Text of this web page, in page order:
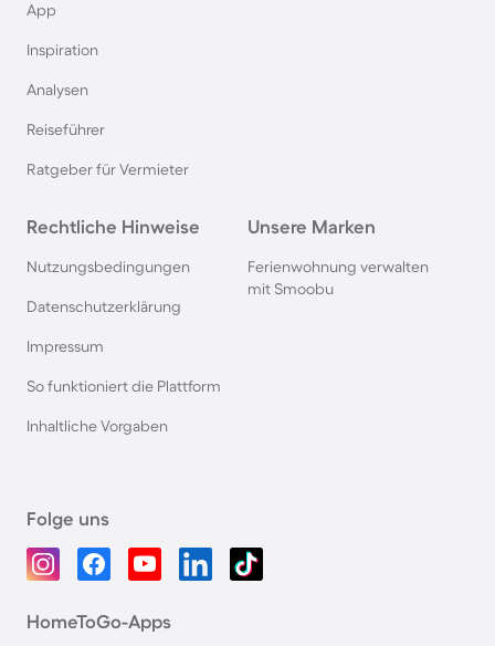
App
Inspiration
Analysen
Reiseführer
Ratgeber für Vermieter
Rechtliche Hinweise
Nutzungsbedingungen
Datenschutzerklärung
Impressum
So funktioniert die Plattform
Inhaltliche Vorgaben
Unsere Marken
Ferienwohnung verwalten
mit Smoobu
Folge uns
HomeToGo-Apps